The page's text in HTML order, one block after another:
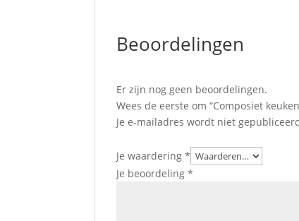
Beoordelingen
Er zijn nog geen beoordelingen.
Wees de eerste om “Composiet
Je e-mailadres wordt niet
Je waardering*
Je beoordeling*